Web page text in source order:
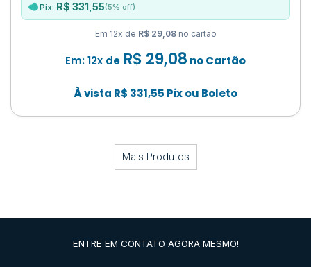
Pix: R$ 331,55(5% off)
Em 12x de R$ 29,08no cartão
Em: 12x de R$ 29,08 no Cartão
À vista R$ 331,55 Pix ou Boleto
Mais Produtos
ENTRE EM CONTATO AGORA MESMO!